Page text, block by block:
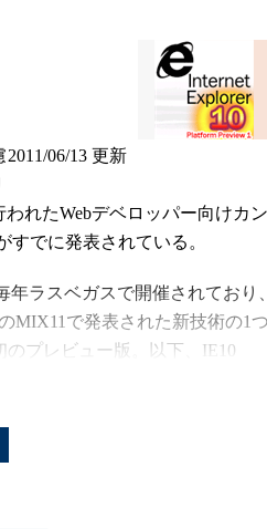
2011/06/13 更新
れたWebデベロッパー向けカン
すでに発表されている。
ラスベガスで開催されており、
MIX11で発表された新技術の1つ
のプレビュー版。以下、IE10
ターフェイス）で提供され、
、実際に何度かのプレビュー版